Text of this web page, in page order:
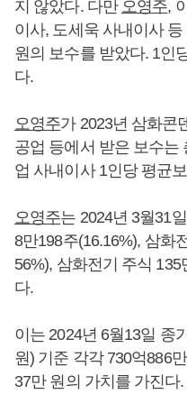
지 않았다. 다만 오영주,
이사, 도세욱 사내이사
원의 보수를 받았다. 1인
다.
오영주가 2023년 삼화콘
공업 등에서 받은 보수는
업 사내이사 1인당 평균
오영주는 2024년 3월31
8만198주(16.16%), 삼화
56%), 삼화전기 주식
다.
이는 2024년 6월13일 종
원) 기준 각각 730억886
37만 원의 가치를 가진다